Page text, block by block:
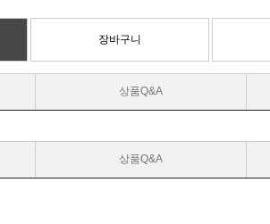
장바구니
상품Q&A
상품Q&A